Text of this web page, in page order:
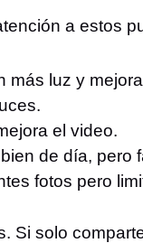
a estos
luz y
el video.
de día, pero
fotos pero
Si solo